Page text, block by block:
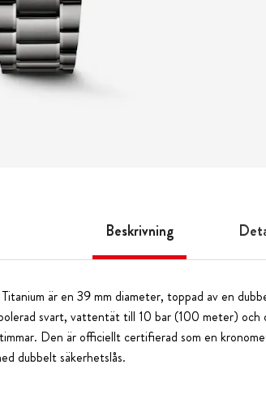
Beskrivning
är en 39 mm diameter, toppad av en
svart, vattentät till 10 bar (100 meter) och
Den är officiellt certifierad som en
dubbelt säkerhetslås.